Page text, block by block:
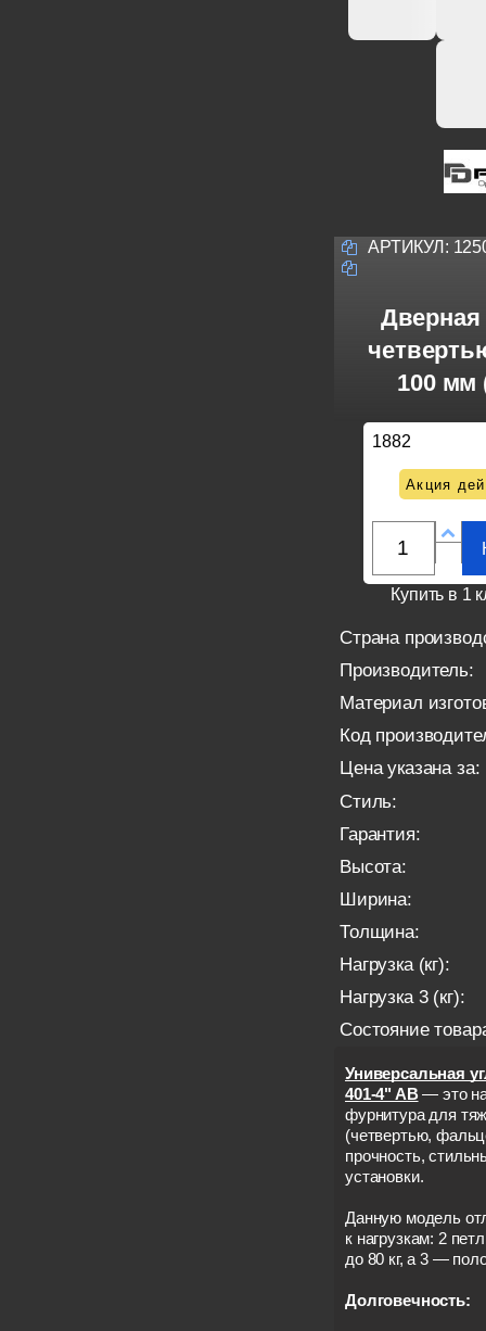
АРТИКУЛ:
Дверная
100 мм
1882
Акция
Купить в 1
Страна
Производитель:
Материал
Код
Цена указана за:
Стиль:
Гарантия:
Высота:
Ширина:
Толщина:
Нагрузка (кг):
Нагрузка 3 (кг):
Состояние
Универсальная
401-4" AB— это
фурнитура для
(четвертью,
прочность,
установки.
Данную модель
к нагрузкам: 2
до 80 кг, а 3 —
Долговечность: